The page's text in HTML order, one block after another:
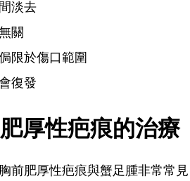
淡去
關
限於傷口範圍
復發
厚性疤痕的治療
前肥厚性疤痕與蟹足腫非常常